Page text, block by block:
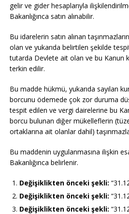
gelir ve gider hesaplarıyla
Bakanlığınca satın alınabilir.
Bu idarelerin satın alınan
olan ve yukarıda belirtilen şekilde
tutarda Devlete ait olan ve bu Kanun
terkin edilir.
Bu madde hükmü, yukarıda sayılan
borcunu ödemede çok zor duruma
tespit edilen ve vergi dairelerine bu
borcu bulunan diğer mükelleflerin
ortaklarına ait olanlar dahil)
Bu maddenin uygulanmasına ilişkin
Bakanlığınca belirlenir.
Değişiklikten önceki şekli:
Değişiklikten önceki şekli:
Değişiklikten önceki şekli: